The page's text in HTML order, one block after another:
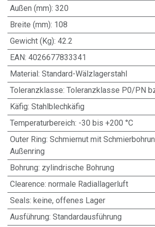
Außen (mm): 320
Breite (mm): 108
Gewicht (Kg): 42.2
EAN: 4026677833341
Material: Standard-Wälzlagerstahl
Toleranzklasse: Toleranzklasse P0/PN
Käfig: Stahlblechkäfig
Temperaturbereich: -30 bis +200 °C
Outer Ring: Schmiernut mit
Außenring
Bohrung: zylindrische Bohrung
Clearence: normale Radiallagerluft
Seals: keine, offenes Lager
Ausführung: Standardausführung